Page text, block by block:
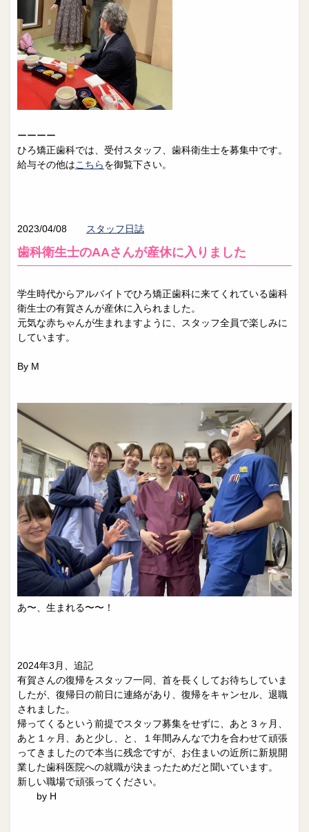
ーーーー
ひろ矯正歯科では、受付スタッフ、歯科衛生士を募集中です。
給与その他はこちらを御覧下さい。
2023/04/08 スタッフ日誌
歯科衛生士のAAさんが産休に入りました
学生時代からアルバイトでひろ矯正歯科に来てくれている歯科
衛生士の有賀さんが産休に入られました。
元気な赤ちゃんが生まれますように、スタッフ全員で楽しみに
しています。
By M
あ〜、生まれる〜〜！
2024年3月、追記
有賀さんの復帰をスタッフ一同、首を長くしてお待ちしていま
したが、復帰日の前日に連絡があり、復帰をキャンセル、退職
されました。
帰ってくるという前提でスタッフ募集をせずに、あと３ヶ月、
あと１ヶ月、あと少し、と、１年間みんなで力を合わせて頑張
ってきましたので本当に残念ですが、お住まいの近所に新規開
業した歯科医院への就職が決まったためだと聞いています。
新しい職場で頑張ってください。
by H